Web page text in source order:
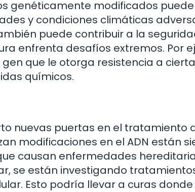
genéticamente modificados
y condiciones climáticas
puede contribuir a la
enfrenta desafíos extremos. Por
que le otorga resistencia a
químicos.
nuevas puertas en el tratamiento
modificaciones en el ADN están
causan enfermedades
se están investigando
Esto podría llevar a curas